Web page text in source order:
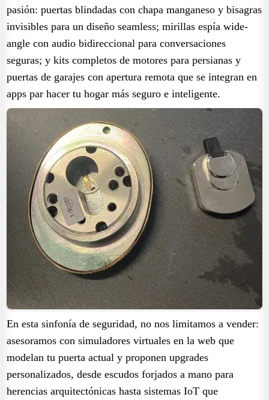
pasión: puertas blindadas con chapa manganeso y bisagras
invisibles para un diseño seamless; mirillas espía wide-
angle con audio bidireccional para conversaciones
seguras; y kits completos de motores para persianas y
puertas de garajes con apertura remota que se integran en
apps par hacer tu hogar más seguro e inteligente.
En esta sinfonía de seguridad, no nos limitamos a vender:
asesoramos con simuladores virtuales en la web que
modelan tu puerta actual y proponen upgrades
personalizados, desde escudos forjados a mano para
herencias arquitectónicas hasta sistemas IoT que